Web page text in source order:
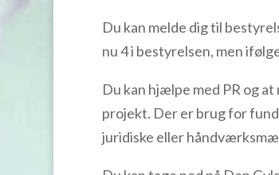
Du kan melde dig til
nu 4 i bestyrelsen, men
Du kan hjælpe med PR og
projekt. Der er brug for
juridiske eller